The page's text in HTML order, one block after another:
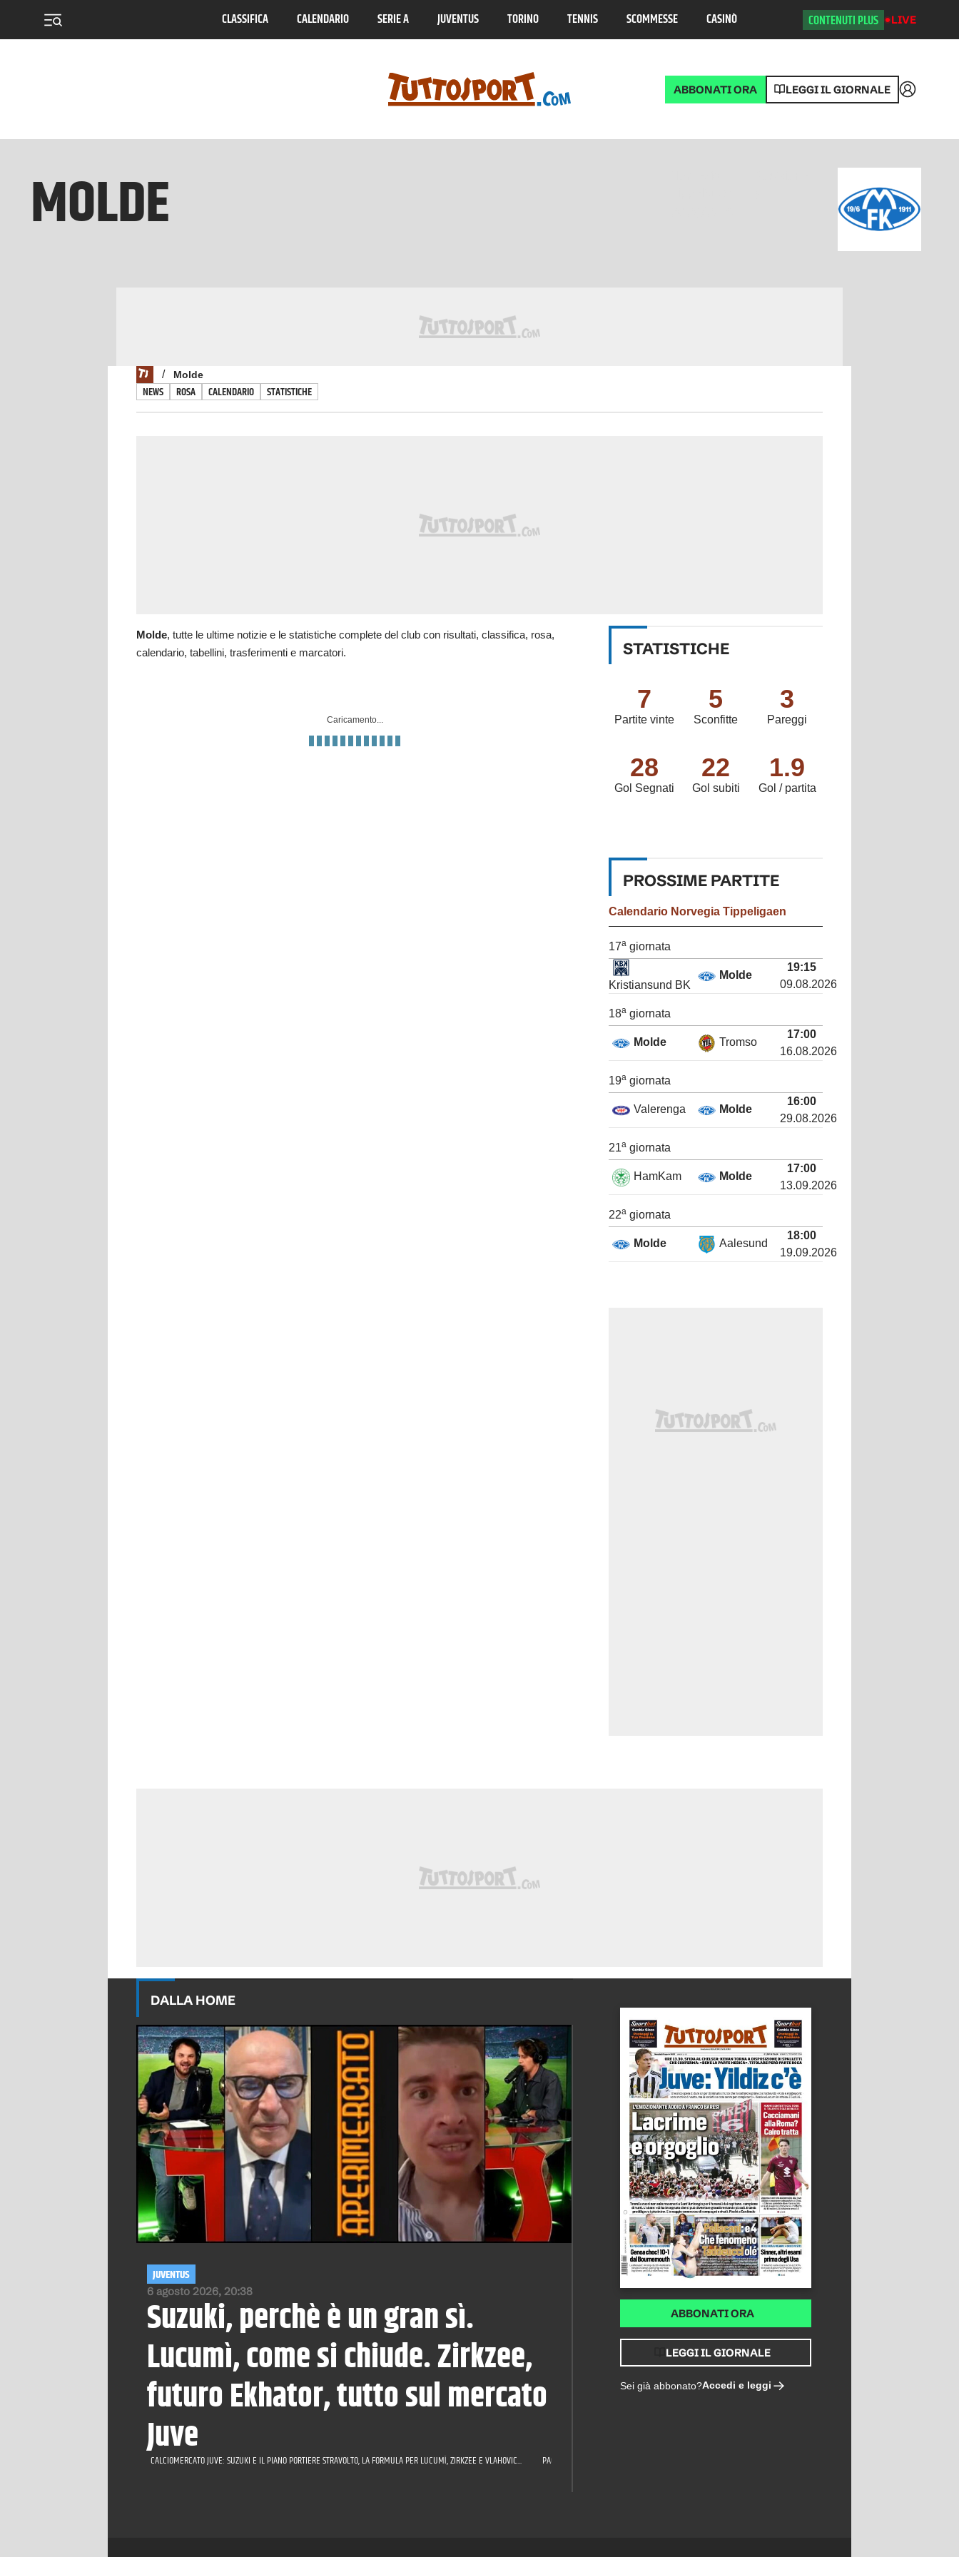
CLASSIFICA CALENDARIO SERIE A JUVENTUS TORINO TENNIS SCOMMESSE CASINÒ CONTENUTI PLUS LIVE
ABBONATI ORA LEGGI IL GIORNALE Accedi
MOLDE
/ Molde
NEWS ROSA CALENDARIO STATISTICHE
Molde, tutte le ultime notizie e le statistiche complete del club con risultati, classifica, rosa,
calendario, tabellini, trasferimenti e marcatori.
Caricamento...
STATISTICHE
7
Partite vinte
5
Sconfitte
3
Pareggi
28
Gol Segnati
22
Gol subiti
1.9
Gol / partita
PROSSIME PARTITE
Calendario Norvegia Tippeligaen
17a giornata
Kristiansund BK
Molde
19:15
09.08.2026
18a giornata
Molde Tromso
17:00
16.08.2026
19a giornata
Valerenga Molde
16:00
29.08.2026
21a giornata
HamKam Molde
17:00
13.09.2026
22a giornata
Molde Aalesund
18:00
19.09.2026
DALLA HOME
6 agosto 2026, 20:38
JUVENTUS
Suzuki, perchè è un gran sì.
Lucumì, come si chiude. Zirkzee,
futuro Ekhator, tutto sul mercato
Juve
CALCIOMERCATO JUVE: SUZUKI E IL PIANO PORTIERE STRAVOLTO, LA FORMULA PER LUCUMÌ, ZIRKZEE E VLAHOVIC... PAGELLE JUVE: CELIK TUTTOFARE, BOGA INAFFERRABILE, DAVID IMBALLATO, CAMBIASO A METÀ, DOUGLAS LUIZ C'È
ABBONATI ORA
LEGGI IL GIORNALE
Sei già abbonato?Accedi e leggi